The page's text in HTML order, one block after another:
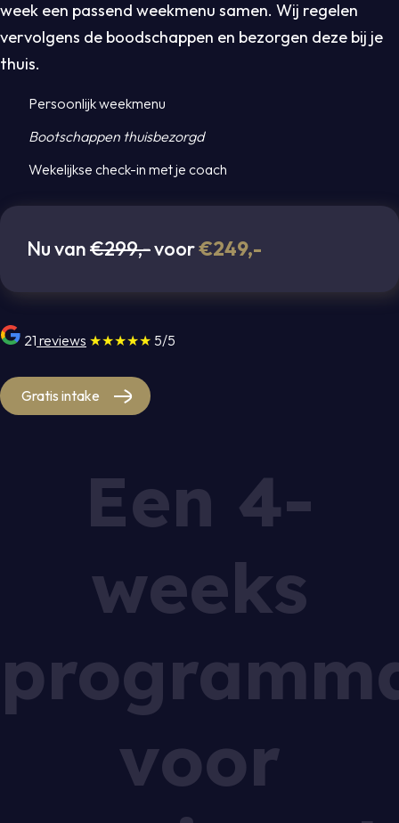
week een passend weekmenu samen. Wij regelen
vervolgens de boodschappen en bezorgen deze bij je
thuis.
Persoonlijk weekmenu
Bootschappen thuisbezorgd
Wekelijkse check-in met je coach
Nu van€299,-voor€249,-
21 reviews ★★★★★ 5/5
Gratis intake
Een 4-
weeks
voor